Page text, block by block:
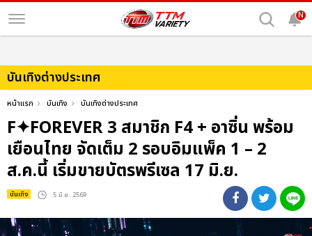
N
บันเทิงต่างประเทศ
หน้าแรก บันเทิง บันเทิงต่างประเทศ
F✦FOREVER 3 สมาชิก F4 + อาซิ่น พร้อม
เยือนไทย จัดเต็ม 2 รอบอิมแพ็ค 1 – 2
ส.ค.นี้ เริ่มขายบัตรพรีเซล 17 มิ.ย.
บันเทิง : 5 มิ.ย. 2569